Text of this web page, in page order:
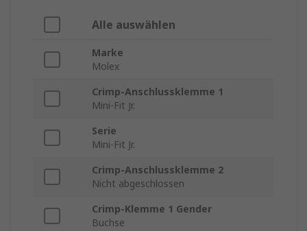
Alle auswählen
Marke
Molex
Crimp-Anschlussklemme 1
Mini-Fit Jr.
Serie
Mini-Fit Jr.
Crimp-Anschlussklemme 2
Nicht abgeschlossen
Crimp-Klemme 1 Gender
Buchse